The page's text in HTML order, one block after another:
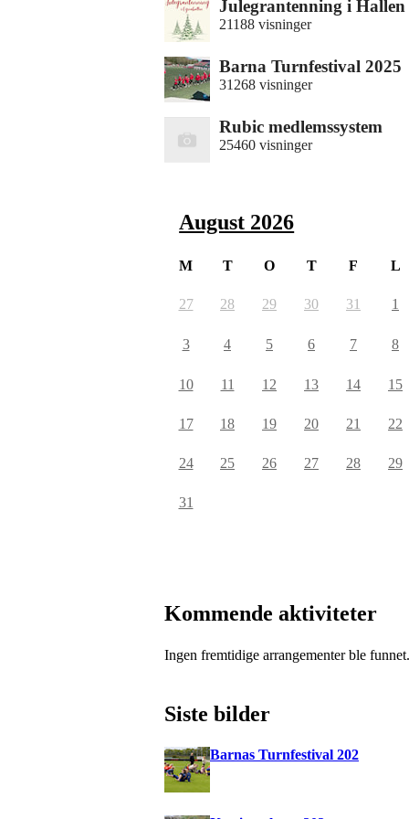
Julegrantenning i Hallen
21188 visninger
Barna Turnfestival 2025
31268 visninger
Rubic medlemssystem
25460 visninger
August 2026
M T O T F L
27 28 29 30 31 1
3 4 5 6 7 8
10 11 12 13 14 15
17 18 19 20 21 22
24 25 26 27 28 29
31
Kommende aktiviteter
Ingen fremtidige arrangementer ble funnet.
Siste bilder
Barnas Turnfestival 202